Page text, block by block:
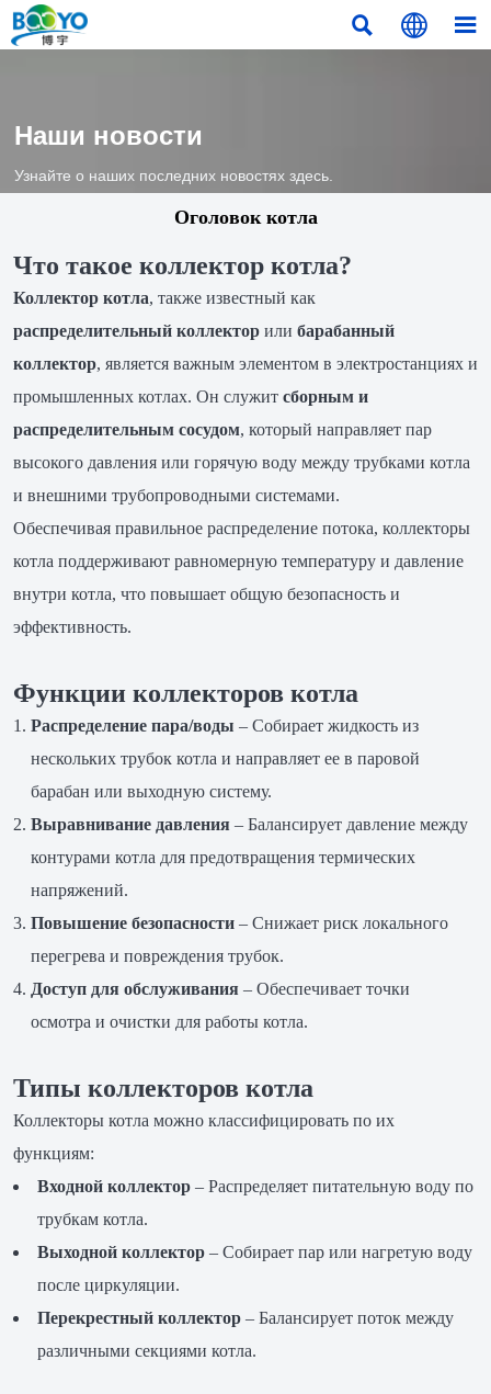
  
Наши новости
Узнайте о наших последних новостях здесь.
Оголовок котла
Что такое коллектор котла?
Коллектор котла, также известный как
распределительный коллекторили барабанный
коллектор, является важным элементом в электростанциях и
промышленных котлах. Он служит сборным и
распределительным сосудом, который направляет пар
высокого давления или горячую воду между трубками котла
и внешними трубопроводными системами.
Обеспечивая правильное распределение потока, коллекторы
котла поддерживают равномерную температуру и давление
внутри котла, что повышает общую безопасность и
эффективность.
Функции коллекторов котла
Распределение пара/воды – Собирает жидкость из
нескольких трубок котла и направляет ее в паровой
барабан или выходную систему.
Выравнивание давления– Балансирует давление между
контурами котла для предотвращения термических
напряжений.
Повышение безопасности– Снижает риск локального
перегрева и повреждения трубок.
Доступ для обслуживания– Обеспечивает точки
осмотра и очистки для работы котла.
Типы коллекторов котла
Коллекторы котла можно классифицировать по их
функциям:
Входной коллектор– Распределяет питательную воду по
трубкам котла.
Выходной коллектор– Собирает пар или нагретую воду
после циркуляции.
Перекрестный коллектор– Балансирует поток между
различными секциями котла.